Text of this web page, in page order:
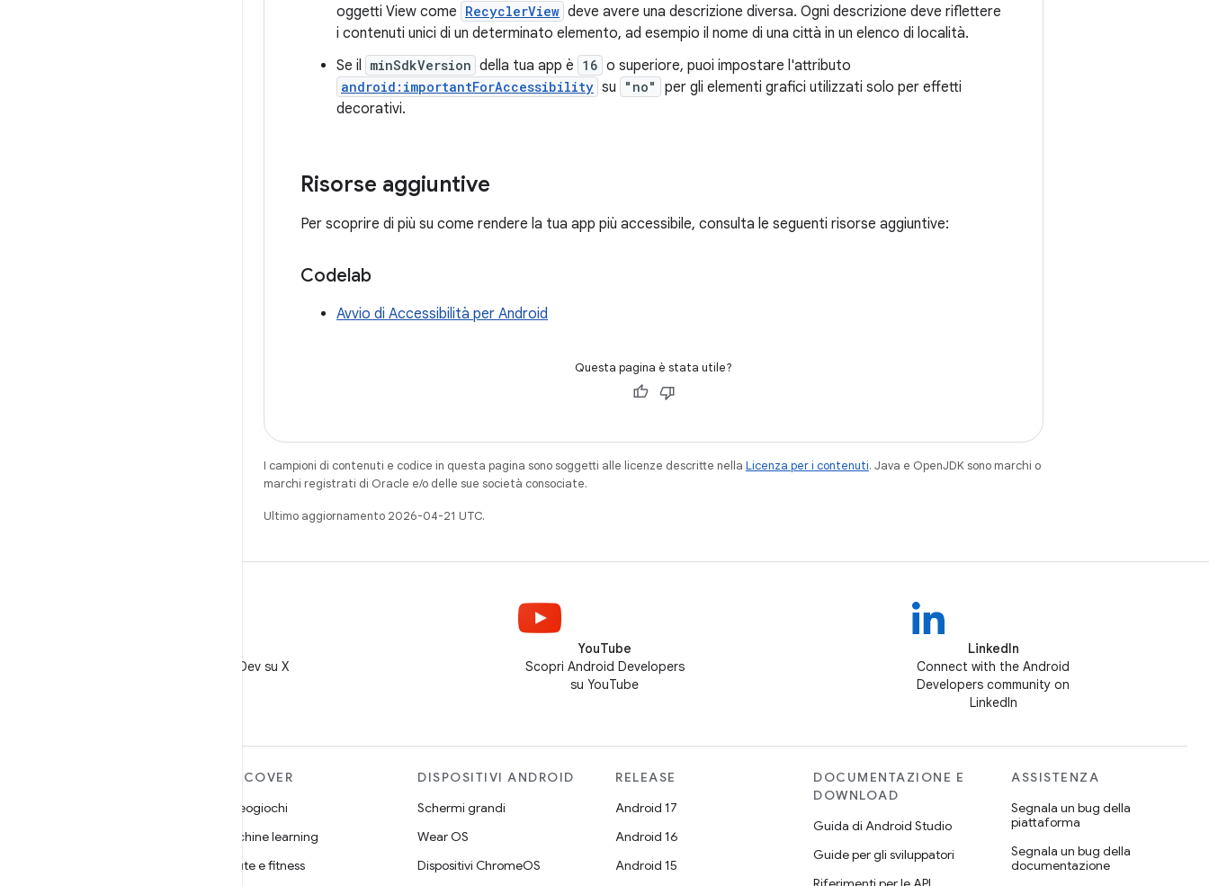
oggetti View come RecyclerView deve avere una descrizione diversa. Ogni descrizione deve riflettere
i contenuti unici di un determinato elemento, ad esempio il nome di una città in un elenco di località.
Se il minSdkVersion della tua app è 16 o superiore, puoi impostare l'attributo
android:importantForAccessibility su "no"
per gli elementi grafici utilizzati solo per effetti
decorativi.
Risorse aggiuntive
Per scoprire di più su come rendere la tua app più accessibile, consulta le seguenti risorse aggiuntive:
Codelab
Avvio di Accessibilità per Android
Questa pagina è stata utile?
I campioni di contenuti e codice in questa pagina sono soggetti alle licenze descritte nella Licenza per i contenuti. Java e OpenJDK sono marchi o
marchi registrati di Oracle e/o delle sue società consociate.
Ultimo aggiornamento 2026-04-21 UTC.
Segui @AndroidDev su X
YouTube
Scopri Android Developers
su YouTube
LinkedIn
Connect with the Android
Developers community on
LinkedIn
DISCOVER
Videogiochi
Machine learning
Salute e fitness
DISPOSITIVI ANDROID
Schermi grandi
Wear OS
Dispositivi ChromeOS
RELEASE
Android 17
Android 16
Android 15
DOCUMENTAZIONE E
DOWNLOAD
Guida di Android Studio
Guide per gli sviluppatori
ASSISTENZA
Segnala un bug della
piattaforma
Segnala un bug della
documentazione